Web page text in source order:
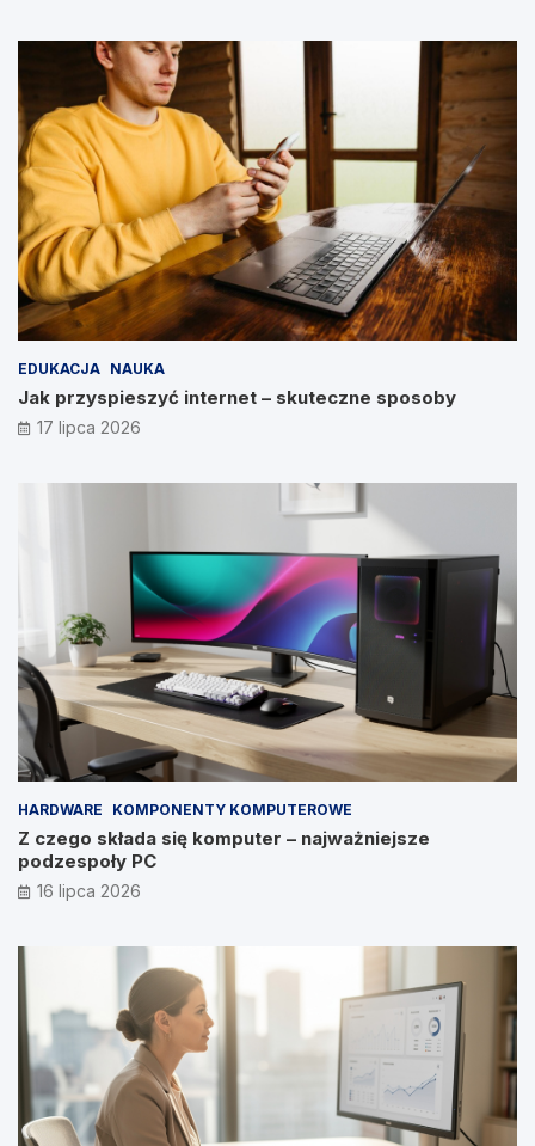
EDUKACJA NAUKA
Jak przyspieszyć internet – skuteczne sposoby
17 lipca 2026
HARDWARE KOMPONENTY KOMPUTEROWE
Z czego składa się komputer – najważniejsze
podzespoły PC
16 lipca 2026